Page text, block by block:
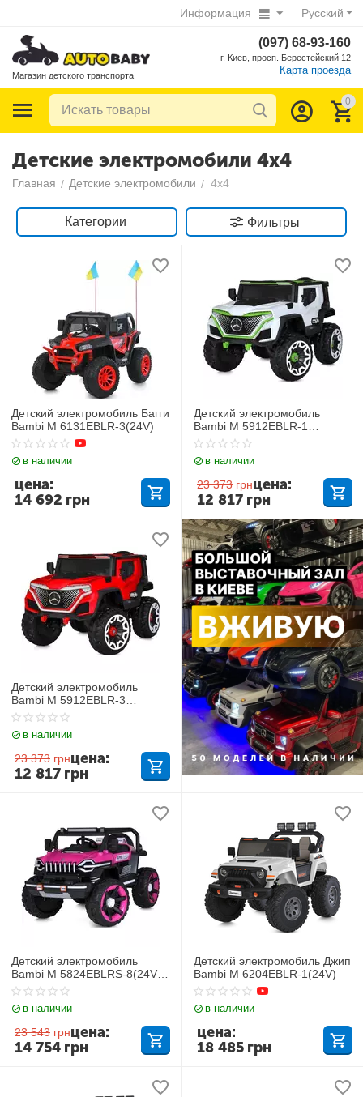
Русский
Информация
Магазин детского транспорта
(097) 68-93-160
г. Киев, просп. Берестейский 12
Карта проезда
0
Детские электромобили 4х4
Главная / Детские электромобили / 4х4
Категории Фильтры
Детский электромобиль Багги
Bambi M 6131EBLR-3(24V)
в наличии
14 692 грн
цена:
Детский электромобиль
Bambi M 5912EBLR-1
Mercedes
в наличии
23 373 грн
12 817 грн
цена:
Детский электромобиль
Bambi M 5912EBLR-3
Mercedes
в наличии
23 373 грн
12 817 грн
цена:
Детский электромобиль
Bambi M 5824EBLRS-8(24V)
Jeep
в наличии
23 543 грн
14 754 грн
цена:
Детский электромобиль Джип
Bambi M 6204EBLR-1(24V)
в наличии
18 485 грн
цена: